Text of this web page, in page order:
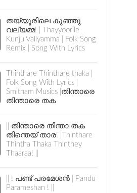
തയ്യൂരിലെ കുഞ്ഞു
വല്യമ്മ! | Thayyoorile
Kunju Vallyamma | Folk Song
Remix | Song With Lyrics
Thinthare Thinthare thaka |
Folk Song With Lyrics |
Smitham Musics |തിന്താരെ
തിന്താരെ തക
|| തിന്താരെ തിന്താ തക
തിന്തെയ് താര! |Thinthare
Thintha Thaka Thinthey
Thaaraa! ||
|| ! പണ്ട് പരമേശൻ | Pandu
Parameshan ! ||